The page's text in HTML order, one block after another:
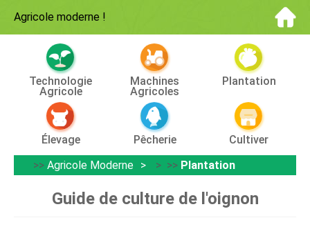
Agricole moderne !
Technologie
Agricole
Machines
Agricoles
Plantation
Élevage Pêcherie
Cultiver
>> Agricole Moderne > >> Plantation
Guide de culture de l'oignon